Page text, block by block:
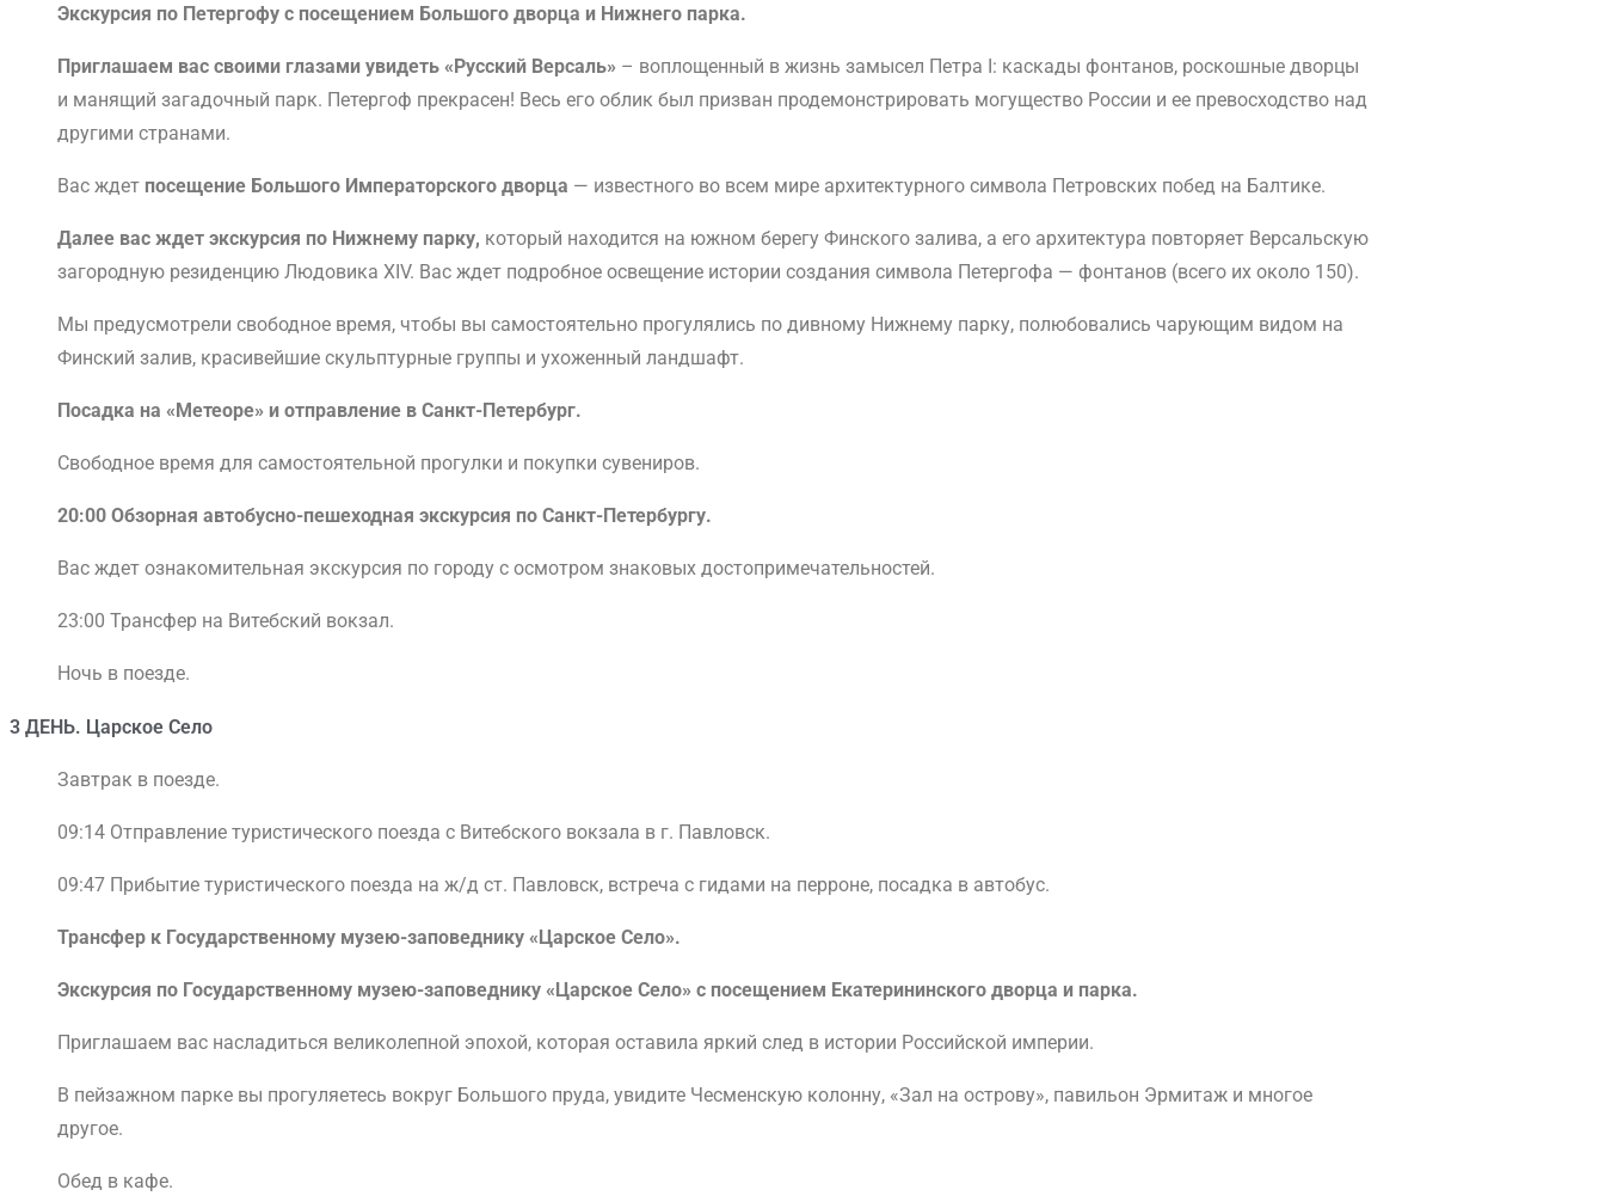
Экскурсия по Петергофу с посещением Большого дворца и Нижнего парка.
Приглашаем вас своими глазами увидеть «Русский Версаль» – воплощенный в жизнь замысел Петра I: каскады фонтанов, роскошные дворцы
и манящий загадочный парк. Петергоф прекрасен! Весь его облик был призван продемонстрировать могущество России и ее превосходство над
другими странами.
Вас ждет посещение Большого Императорского дворца — известного во всем мире архитектурного символа Петровских побед на Балтике.
Далее вас ждет экскурсия по Нижнему парку, который находится на южном берегу Финского залива, а его архитектура повторяет Версальскую
загородную резиденцию Людовика XIV. Вас ждет подробное освещение истории создания символа Петергофа — фонтанов (всего их около 150).
Мы предусмотрели свободное время, чтобы вы самостоятельно прогулялись по дивному Нижнему парку, полюбовались чарующим видом на
Финский залив, красивейшие скульптурные группы и ухоженный ландшафт.
Посадка на «Метеоре» и отправление в Санкт-Петербург.
Свободное время для самостоятельной прогулки и покупки сувениров.
20:00 Обзорная автобусно-пешеходная экскурсия по Санкт-Петербургу.
Вас ждет ознакомительная экскурсия по городу с осмотром знаковых достопримечательностей.
23:00 Трансфер на Витебский вокзал.
Ночь в поезде.
3 ДЕНЬ. Царское Село
Завтрак в поезде.
09:14 Отправление туристического поезда с Витебского вокзала в г. Павловск.
09:47 Прибытие туристического поезда на ж/д ст. Павловск, встреча с гидами на перроне, посадка в автобус.
Трансфер к Государственному музею-заповеднику «Царское Село».
Экскурсия по Государственному музею-заповеднику «Царское Село» с посещением Екатерининского дворца и парка.
Приглашаем вас насладиться великолепной эпохой, которая оставила яркий след в истории Российской империи.
В пейзажном парке вы прогуляетесь вокруг Большого пруда, увидите Чесменскую колонну, «Зал на острову», павильон Эрмитаж и многое
другое.
Обед в кафе.